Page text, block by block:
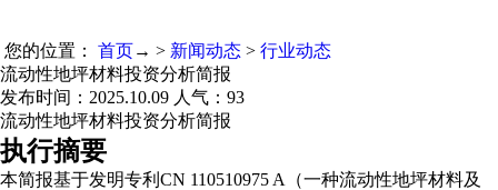
您的位置： 首页→ > 新闻动态 > 行业动态
流动性地坪材料投资分析简报
发布时间：2025.10.09 人气： 93
流动性地坪材料投资分析简报
执行摘要
本简报基于发明专利CN 110510975 A（一种流动性地坪材料及